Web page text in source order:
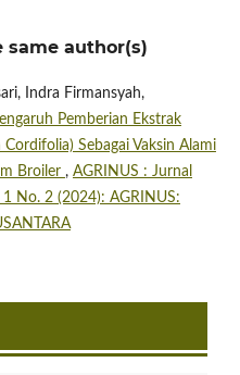
same author(s)
Indra Firmansyah,
Pemberian Ekstrak
Sebagai Vaksin Alami
Broiler , AGRINUS : Jurnal
No. 2 (2024): AGRINUS: